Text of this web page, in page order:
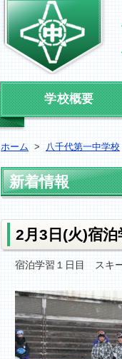
学校概要
ホーム > 八千代第一中学校
新着情報
2月3日(火)宿
宿泊学習１日目 スキ